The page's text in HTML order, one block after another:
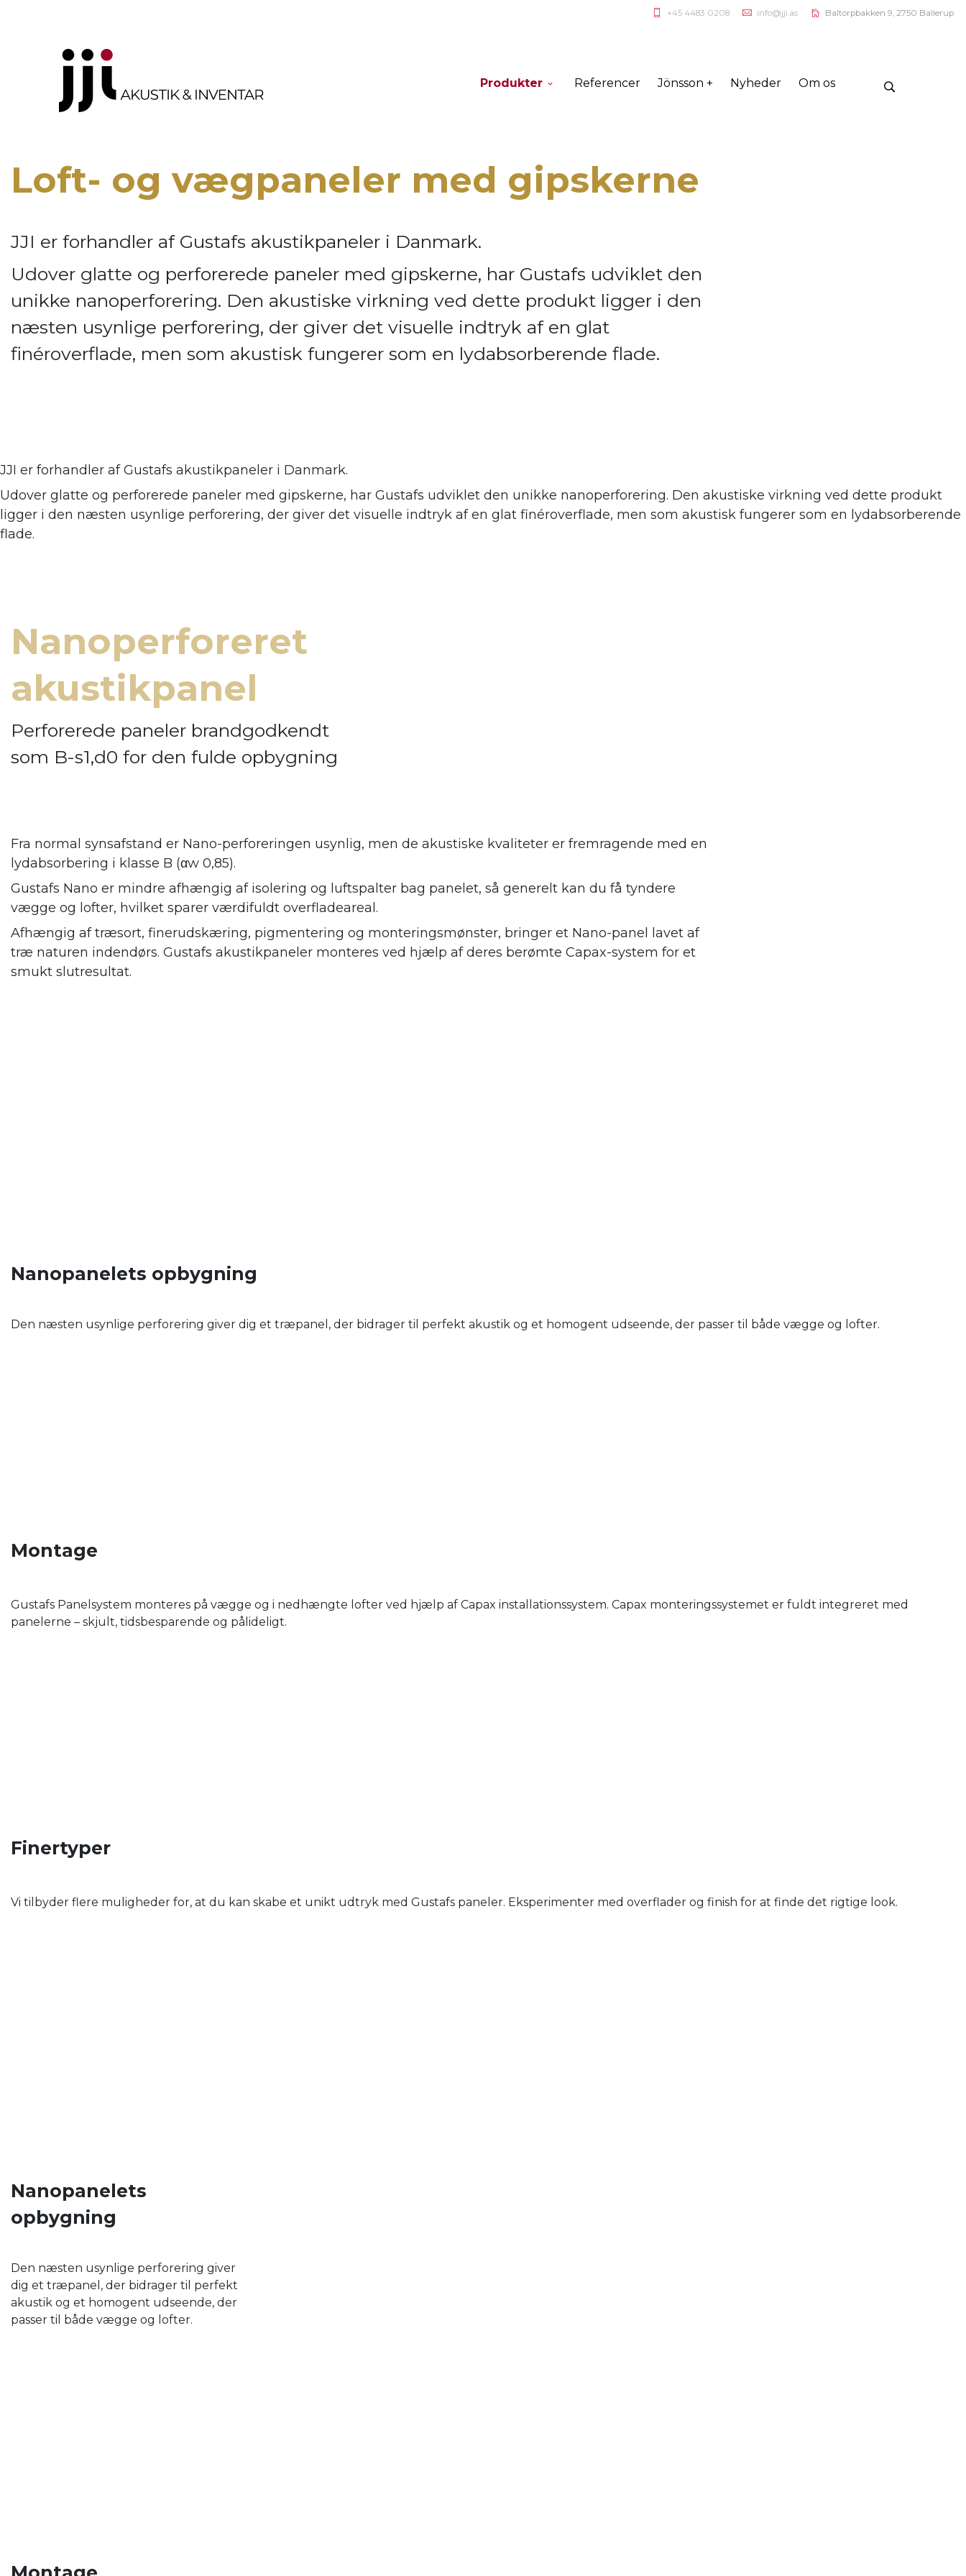
+45 4483 0208 info@jji.as Baltorpbakken 9, 2750 Ballerup
Produkter Referencer Jönsson + Nyheder Om os
Loft- og vægpaneler med gipskerne
JJI er forhandler af Gustafs akustikpaneler i Danmark.
Udover glatte og perforerede paneler med gipskerne, har Gustafs udviklet den
unikke nanoperforering. Den akustiske virkning ved dette produkt ligger i den
næsten usynlige perforering, der giver det visuelle indtryk af en glat
finéroverflade, men som akustisk fungerer som en lydabsorberende flade.
JJI er forhandler afGustafs akustikpaneler i Danmark.
Udover glatte og perforerede paneler med gipskerne, har Gustafs udviklet den unikke nanoperforering. Den akustiske virkning ved dette produkt
ligger i den næsten usynlige perforering, der giver det visuelle indtryk af en glat finéroverflade, men som akustisk fungerer som en lydabsorberende
flade.
Nanoperforeret
akustikpanel
Perforerede paneler brandgodkendt
som B-s1,d0 for den fulde opbygning
Fra normal synsafstand er Nano-perforeringen usynlig, men de akustiske kvaliteter er fremragende med en
lydabsorbering i klasse B (αw 0,85).
Gustafs Nano er mindre afhængig af isolering og luftspalter bag panelet, så generelt kan du få tyndere
vægge og lofter, hvilket sparer værdifuldt overfladeareal.
Afhængig af træsort, finerudskæring, pigmentering og monteringsmønster, bringer et Nano-panel lavet af
træ naturen indendørs. Gustafs akustikpaneler monteres ved hjælp af deres berømte Capax-system for et
smukt slutresultat.
Nanopanelets opbygning
Den næsten usynlige perforering giver dig et træpanel, der bidrager til perfekt akustik og et homogent udseende, der passer til både vægge og lofter.
Montage
Gustafs Panelsystem monteres på vægge og i nedhængte lofter ved hjælp af Capax installationssystem. Capax monteringssystemet er fuldt integreret med
panelerne – skjult, tidsbesparende og pålideligt.
Finertyper
Vi tilbyder flere muligheder for, at du kan skabe et unikt udtryk med Gustafs paneler. Eksperimenter med overflader og finish for at finde det rigtige look.
Nanopanelets
opbygning
Den næsten usynlige perforering giver
dig et træpanel, der bidrager til perfekt
akustik og et homogent udseende, der
passer til både vægge og lofter.